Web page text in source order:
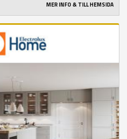
MER INFO & TILL HEMSIDA